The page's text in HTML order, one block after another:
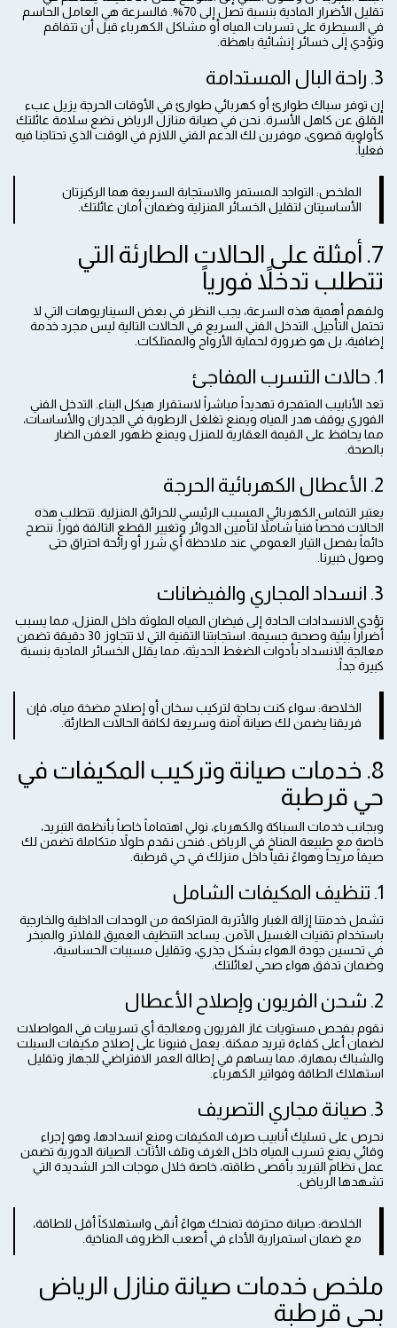
تقليل الأضرار المادية بنسبة تصل إلى 70%. فالسرعة هي العامل الحاسم
في السيطرة على تسربات المياه أو مشاكل الكهرباء قبل أن تتفاقم
وتؤدي إلى خسائر إنشائية باهظة.
3. راحة البال المستدامة
إن توفر سباك طوارئ أو كهربائي طوارئ في الأوقات الحرجة يزيل عبء
القلق عن كاهل الأسرة. نحن في صيانة منازل الرياض نضع سلامة عائلتك
كأولوية قصوى، موفرين لك الدعم الفني اللازم في الوقت الذي تحتاجنا فيه
فعلياً.
الملخص: التواجد المستمر والاستجابة السريعة هما الركيزتان
الأساسيتان لتقليل الخسائر المنزلية وضمان أمان عائلتك.
7. أمثلة على الحالات الطارئة التي
تتطلب تدخلاً فورياً
ولفهم أهمية هذه السرعة، يجب النظر في بعض السيناريوهات التي لا
تحتمل التأجيل. التدخل الفني السريع في الحالات التالية ليس مجرد خدمة
إضافية، بل هو ضرورة لحماية الأرواح والممتلكات.
1. حالات التسرب المفاجئ
تعد الأنابيب المتفجرة تهديداً مباشراً لاستقرار هيكل البناء. التدخل الفني
الفوري يوقف هدر المياه ويمنع تغلغل الرطوبة في الجدران والأساسات،
مما يحافظ على القيمة العقارية للمنزل ويمنع ظهور العفن الضار
بالصحة.
2. الأعطال الكهربائية الحرجة
يعتبر التماس الكهربائي المسبب الرئيسي للحرائق المنزلية. تتطلب هذه
الحالات فحصاً فنياً شاملاً لتأمين الدوائر وتغيير القطع التالفة فوراً. ننصح
دائماً بفصل التيار العمومي عند ملاحظة أي شرر أو رائحة احتراق حتى
وصول خبيرنا.
3. انسداد المجاري والفيضانات
تؤدي الانسدادات الحادة إلى فيضان المياه الملوثة داخل المنزل، مما يسبب
أضراراً بيئية وصحية جسيمة. استجابتنا التقنية التي لا تتجاوز 30 دقيقة تضمن
معالجة الانسداد بأدوات الضغط الحديثة، مما يقلل الخسائر المادية بنسبة
كبيرة جداً.
الخلاصة: سواء كنت بحاجة لتركيب سخان أو إصلاح مضخة مياه، فإن
فريقنا يضمن لك صيانة آمنة وسريعة لكافة الحالات الطارئة.
8. خدمات صيانة وتركيب المكيفات في
حي قرطبة
وبجانب خدمات السباكة والكهرباء، نولي اهتماماً خاصاً بأنظمة التبريد،
خاصة مع طبيعة المناخ في الرياض. فنحن نقدم حلولاً متكاملة تضمن لك
صيفاً مريحاً وهواءً نقياً داخل منزلك في حي قرطبة.
1. تنظيف المكيفات الشامل
تشمل خدمتنا إزالة الغبار والأتربة المتراكمة من الوحدات الداخلية والخارجية
باستخدام تقنيات الغسيل الآمن. يساعد التنظيف العميق للفلاتر والمبخر
في تحسين جودة الهواء بشكل جذري، وتقليل مسببات الحساسية،
وضمان تدفق هواء صحي لعائلتك.
2. شحن الفريون وإصلاح الأعطال
نقوم بفحص مستويات غاز الفريون ومعالجة أي تسريبات في المواصلات
لضمان أعلى كفاءة تبريد ممكنة. يعمل فنيونا على إصلاح مكيفات السبلت
والشباك بمهارة، مما يساهم في إطالة العمر الافتراضي للجهاز وتقليل
استهلاك الطاقة وفواتير الكهرباء.
3. صيانة مجاري التصريف
نحرص على تسليك أنابيب صرف المكيفات ومنع انسدادها، وهو إجراء
وقائي يمنع تسرب المياه داخل الغرف وتلف الأثاث. الصيانة الدورية تضمن
عمل نظام التبريد بأقصى طاقته، خاصة خلال موجات الحر الشديدة التي
تشهدها الرياض.
الخلاصة: صيانة محترفة تمنحك هواءً أنقى واستهلاكاً أقل للطاقة،
مع ضمان استمرارية الأداء في أصعب الظروف المناخية.
ملخص خدمات صيانة منازل الرياض
بحي قرطبة